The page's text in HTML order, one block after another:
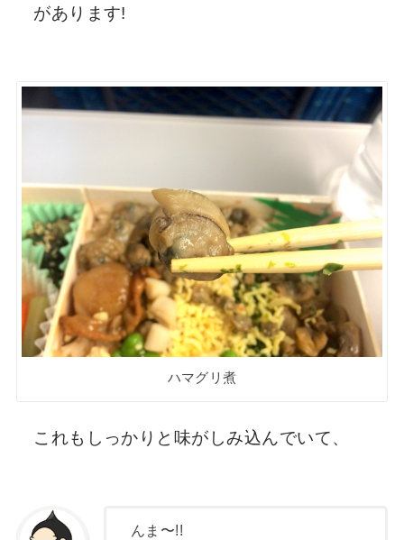
があります!
ハマグリ煮
これもしっかりと味がしみ込んでいて、
んま〜!!